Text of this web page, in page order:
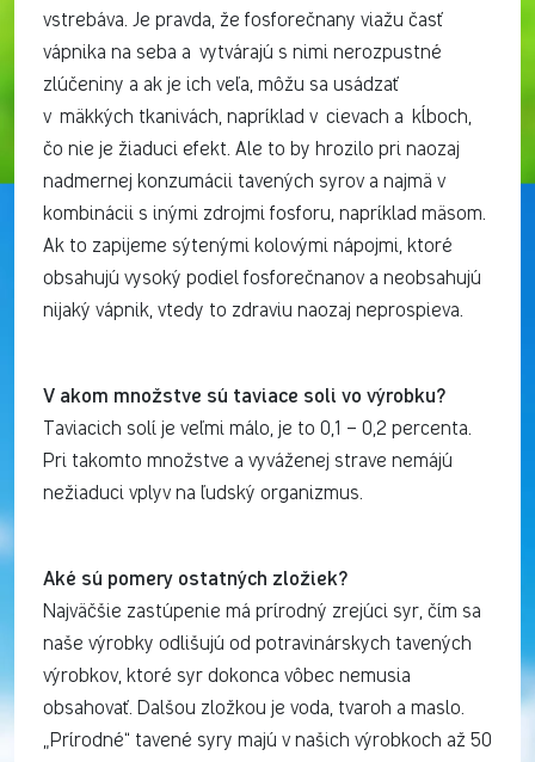
vstrebáva. Je pravda, že fosforečnany viažu časť
vápnika na seba a vytvárajú s nimi nerozpustné
zlúčeniny a ak je ich veľa, môžu sa usádzať
v mäkkých tkanivách, napríklad v cievach a kĺboch,
čo nie je žiaduci efekt. Ale to by hrozilo pri naozaj
nadmernej konzumácii tavených syrov a najmä v
kombinácii s inými zdrojmi fosforu, napríklad mäsom.
Ak to zapijeme sýtenými kolovými nápojmi, ktoré
obsahujú vysoký podiel fosforečnanov a neobsahujú
nijaký vápnik, vtedy to zdraviu naozaj neprospieva.
V akom množstve sú taviace soli vo výrobku?
Taviacich solí je veľmi málo, je to 0,1 – 0,2 percenta.
Pri takomto množstve a vyváženej strave nemájú
nežiaduci vplyv na ľudský organizmus.
Aké sú pomery ostatných zložiek?
Najväčšie zastúpenie má prírodný zrejúci syr, čím sa
naše výrobky odlišujú od potravinárskych tavených
výrobkov, ktoré syr dokonca vôbec nemusia
obsahovať. Dalšou zložkou je voda, tvaroh a maslo.
„Prírodné“ tavené syry majú v našich výrobkoch až 50